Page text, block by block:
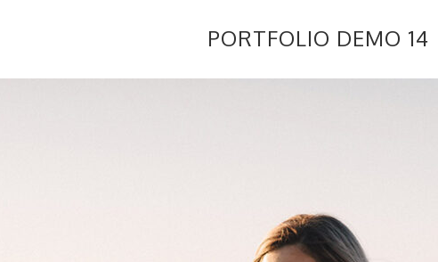
PORTFOLIO DEMO 14